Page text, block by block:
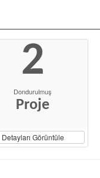
2
Dondurulmuş
Proje
Detayları Görüntüle